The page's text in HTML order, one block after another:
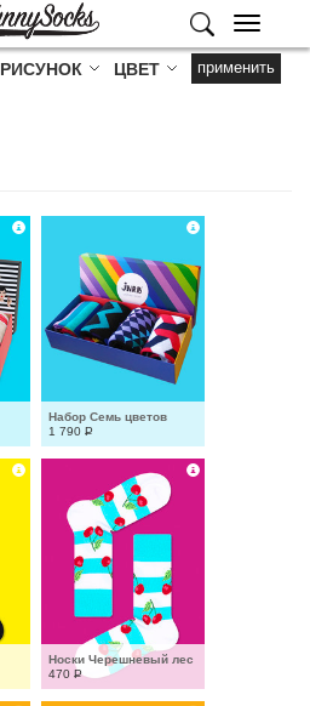
Меню
РИСУНОК ЦВЕТ применить
Набор Семь цветов
1 790 Р
Носки Черешневый лес
470 Р